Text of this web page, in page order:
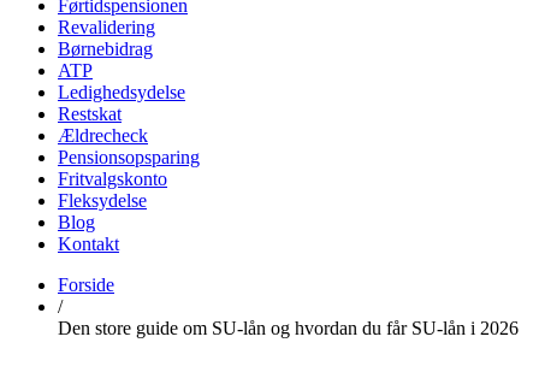
Førtidspensionen
Revalidering
Børnebidrag
ATP
Ledighedsydelse
Restskat
Ældrecheck
Pensionsopsparing
Fritvalgskonto
Fleksydelse
Blog
Kontakt
udbetalingsoversigt.dk
Find alle datoer for udbetaling fra det offentlige her
Forside
/
Den store guide om SU-lån og hvordan du får SU-lån i 2026